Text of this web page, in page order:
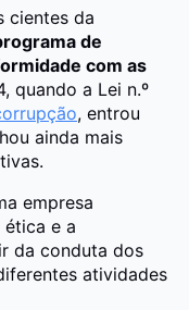
cientes da
de
com as
quando a Lei n.º
, entrou
ainda mais
empresa
e a
da conduta dos
atividades